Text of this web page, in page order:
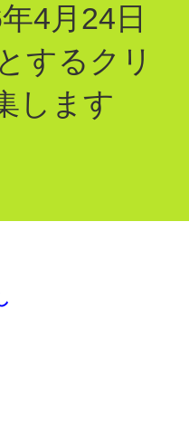
4月24日
するクリ
します